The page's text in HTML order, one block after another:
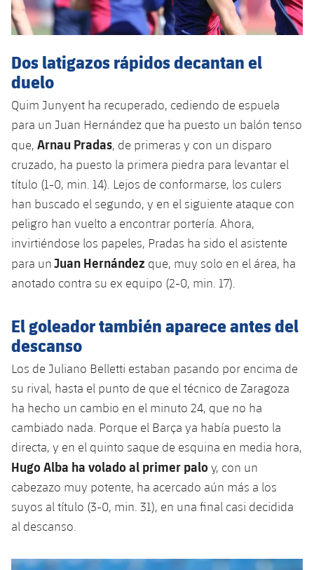
Dos latigazos rápidos decantan el
duelo
Quim Junyent ha recuperado, cediendo de espuela
para un Juan Hernández que ha puesto un balón tenso
que, Arnau Pradas, de primeras y con un disparo
cruzado, ha puesto la primera piedra para levantar el
título (1-0, min. 14). Lejos de conformarse, los culers
han buscado el segundo, y en el siguiente ataque con
peligro han vuelto a encontrar portería. Ahora,
invirtiéndose los papeles, Pradas ha sido el asistente
para unJuan Hernández que, muy solo en el área, ha
anotado contra su ex equipo (2-0, min. 17).
El goleador también aparece antes del
descanso
Los de Juliano Belletti estaban pasando por encima de
su rival, hasta el punto de que el técnico de Zaragoza
ha hecho un cambio en el minuto 24, que no ha
cambiado nada. Porque el Barça ya había puesto la
directa, y en el quinto saque de esquina en media hora,
Hugo Alba ha volado al primer palo y, con un
cabezazo muy potente, ha acercado aún más a los
suyos al título (3-0, min. 31), en una final casi decidida
al descanso.